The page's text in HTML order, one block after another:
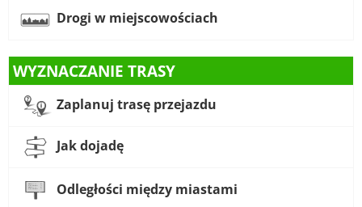
Drogi w miejscowościach
WYZNACZANIE TRASY
Zaplanuj trasę przejazdu
Jak dojadę
Odległości między miastami